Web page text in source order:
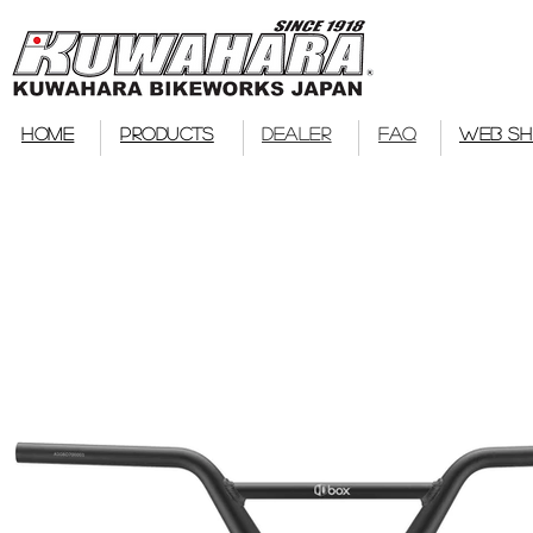
HOME PRODUCTS DEALER FAQ WEB